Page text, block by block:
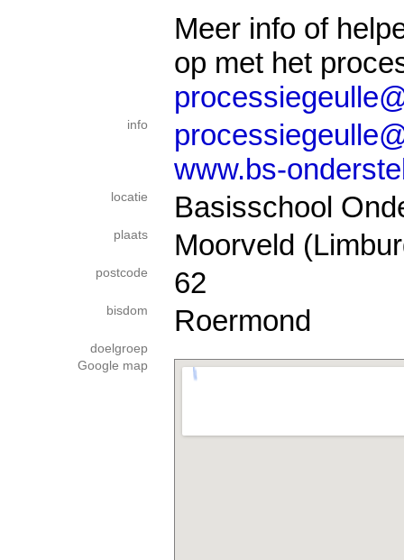
Meer info of
op met het
info
www.bs-
locatie Basisschool
plaats Moorveld
postcode 62
bisdom Roermond
doelgroep
Google map